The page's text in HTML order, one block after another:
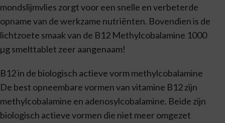
mondslijmvlies zorgt voor een snelle en verbeterde
opname van de werkzame nutriënten. Bovendien is de
lichtzoete smaak van de B12 Methylcobalamine 1000
µg smelttablet zeer aangenaam!
B12 in de biologisch actieve vorm methylcobalamine
De best opneembare vormen van vitamine B12 zijn
methylcobalamine en adenosylcobalamine. Beide zijn
biologisch actieve vormen die niet meer omgezet